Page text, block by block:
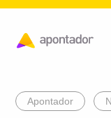
Apontador